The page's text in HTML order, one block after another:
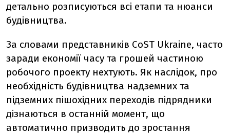
детально розписуються всі етапи та нюанси
будівництва.
За словами представників CoST Ukraine, часто
заради економії часу та грошей частиною
робочого проекту нехтують. Як наслідок, про
необхідність будівництва надземних та
підземних пішохідних переходів підрядники
дізнаються в останній момент, що
автоматично призводить до зростання